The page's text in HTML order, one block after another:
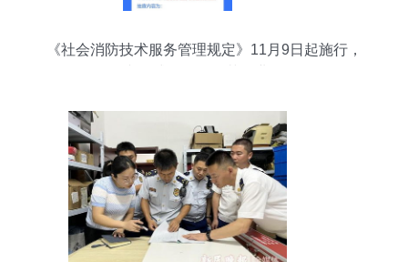
《社会消防技术服务管理规定》11月9日起施行，